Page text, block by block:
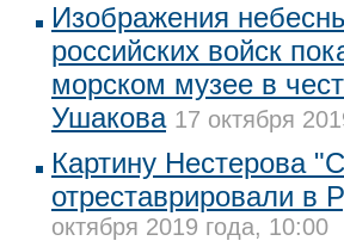
Изображения
российских войск
морском музее в
Ушакова 17 октября
Картину Нестерова
отреставрировали в
октября 2019 года, 10:00